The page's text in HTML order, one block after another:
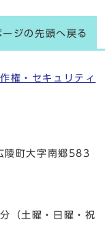
ージの先頭へ戻る
権・セキュリティ
陵町大字南郷583
（土曜・日曜・祝